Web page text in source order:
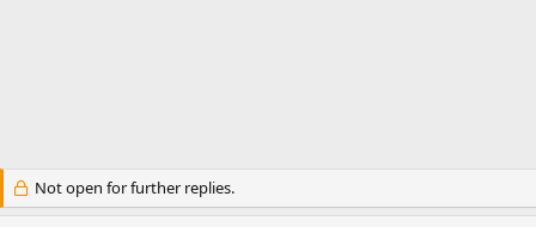
Not open for further replies.